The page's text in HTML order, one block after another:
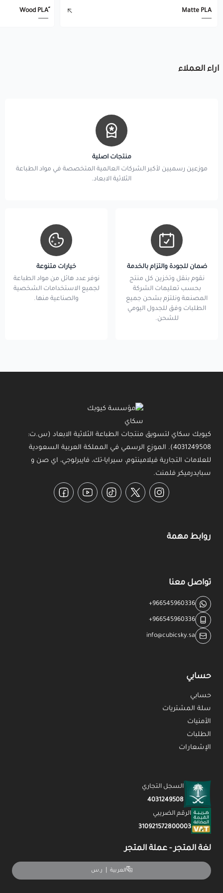
Matte PLA ًWood PLA
آراء العملاء
منتجات اصلية
موزعين رسميين لأكبر الشركات العالمية المتخصصة في مواد الطباعة
الثلاثية الابعاد.
ضمان للجودة والتزام بالخدمة
نقوم بنقل وتخزين كل منتج
بحسب تعليمات الشركة
المصنعة ونلتزم بشحن جميع
الطلبات وفق للجدول اليومي
للشحن.
خيارات متنوعة
نوفر عدد هائل من مواد الطباعة
لجميع الاستخدامات الشخصية
والصناعية منها.
كيوبك سكاي لتسويق منتجات الطباعة الثلاثية الابعاد (س.ت:
4031249508). الموزع الرسمي في المملكة العربية السعودية
للعلامات التجارية فيلامينتوم، سيرايا-تك، فايبرلوجي، اي صن و
سبايدرميكر فلمنت.
Instagram
Twitter
TikTok
YouTube
Facebook
روابط مهمة
تواصل معنا
+966545960336
+966545960336
info@cubicsky.sa
حسابي
حسابي
سلة المشتريات
الأمنيات
الطلبات
الإشعارات
السجل التجاري
4031249508
الرقم الضريبي
310921572800003
لغة المتجر - عملة المتجر
العربية ر.س